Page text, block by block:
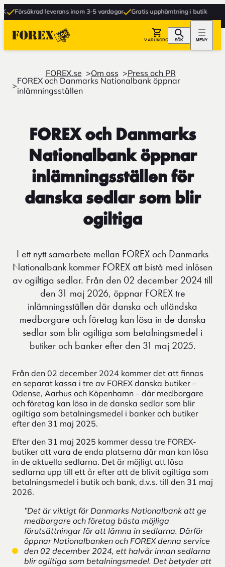
Försäkrad leverans inom 3-5 vardagar Gratis upphämtning i butik
VARUKORG SÖK MENY
FOREX.se Om oss Press och PR
FOREX och Danmarks Nationalbank öppnar
inlämningsställen
FOREX och Danmarks
Nationalbank öppnar
inlämningsställen för
danska sedlar som blir
ogiltiga
I ett nytt samarbete mellan FOREX och Danmarks
Nationalbank kommer FOREX att bistå med inlösen
av ogiltiga sedlar. Från den 02 december 2024 till
den 31 maj 2026, öppnar FOREX tre
inlämningsställen där danska och utländska
medborgare och företag kan lösa in de danska
sedlar som blir ogiltiga som betalningsmedel i
butiker och banker efter den 31 maj 2025.
Från den 02 december 2024 kommer det att finnas
en separat kassa i tre av FOREX danska butiker –
Odense, Aarhus och Köpenhamn – där medborgare
och företag kan lösa in de danska sedlar som blir
ogiltiga som betalningsmedel i banker och butiker
efter den 31 maj 2025.
Efter den 31 maj 2025 kommer dessa tre FOREX-
butiker att vara de enda platserna där man kan lösa
in de aktuella sedlarna. Det är möjligt att lösa
sedlarna upp till ett år efter att de blivit ogiltiga som
betalningsmedel i butik och bank, d.v.s. till den 31 maj
2026.
”Det är viktigt för Danmarks Nationalbank att ge
medborgare och företag bästa möjliga
förutsättningar för att lämna in sedlarna. Därför
öppnar Nationalbanken och FOREX denna service
den 02 december 2024, ett halvår innan sedlarna
blir ogiltiga som betalningsmedel. Det betyder att